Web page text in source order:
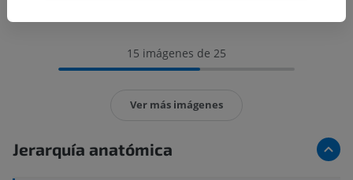
15 imágenes de 25
Ver más imágenes
Jerarquía anatómica